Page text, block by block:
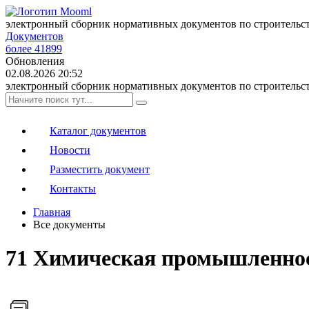
электронный сборник нормативных документов по
Документов
более 41899
Обновления
02.08.2026 20:52
электронный сборник нормативных документов по
Каталог документов
Новости
Разместить документ
Контакты
Главная
Все документы
71 Химическая